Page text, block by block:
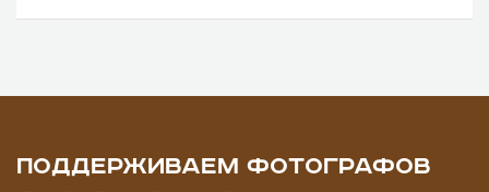
ПОДДЕРЖИВАЕМ ФОТОГРАФОВ